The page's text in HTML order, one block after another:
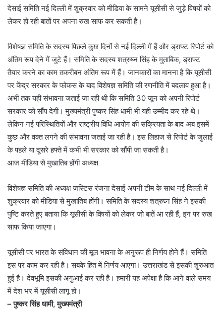
देसाई समिति नई दिल्ली में शुक्रवार को मीडिया के सामने यूसीसी से जुड़े विषयों को
लेकर हो रही बातों पर अपना रुख साफ कर सकती है।
विशेषज्ञ समिति के सदस्य पिछले कुछ दिनों से नई दिल्ली में हैं और ड्राफ्ट रिपोर्ट को
अंतिम रूप देने में जुटे हैं। समिति के सदस्य शत्रुघ्न सिंह के मुताबिक, ड्राफ्ट
तैयार करने का काम तकरीबन अंतिम रूप में हैं। जानकारों का मानना है कि यूसीसी
पर केंद्र सरकार के फोकस के बाद विशेषज्ञ समिति की रणनीति में बदलाव हुआ है।
अभी तक यही संभावना जताई जा रही थी कि समिति 30 जून को अपनी रिपोर्ट
सरकार को सौंप देगी। मुख्यमंत्री पुष्कर सिंह धामी भी यही उम्मीद कर रहे थे।
लेकिन नई परिस्थितियों और राष्ट्रीय विधि आयोग की सक्रियता के बाद अब इसमें
कुछ और वक्त लगने की संभावना जताई जा रही है। इस लिहाज से रिपोर्ट के जुलाई
के पहले या दूसरे हफ्ते में कभी भी सरकार को सौंपी जा सकती है।
आज मीडिया से मुखातिब होंगी अध्यक्ष
विशेषज्ञ समिति की अध्यक्ष जस्टिस रंजना देसाई अपनी टीम के साथ नई दिल्ली में
शुक्रवार को मीडिया से मुखातिब होंगी। समिति के सदस्य शत्रुघ्न सिंह ने इसकी
पुष्टि करते हुए बताया कि यूसीसी के विषयों को लेकर जो बातें आ रही हैं, इन पर रुख
साफ किया जाएगा।
यूसीसी पर भारत के संविधान की मूल भावना के अनुरूप ही निर्णय होने हैं। समिति
इस पर काम कर रही है। सबके हित में निर्णय आएगा। उत्तराखंड से इसकी शुरुआत
हुई है। देवभूमि इसकी अगुआई कर रही है। हमारी यह अपेक्षा है कि आने वाले समय
में देश भर में यूसीसी लागू हो।
– पुष्कर सिंह धामी, मुख्यमंत्री